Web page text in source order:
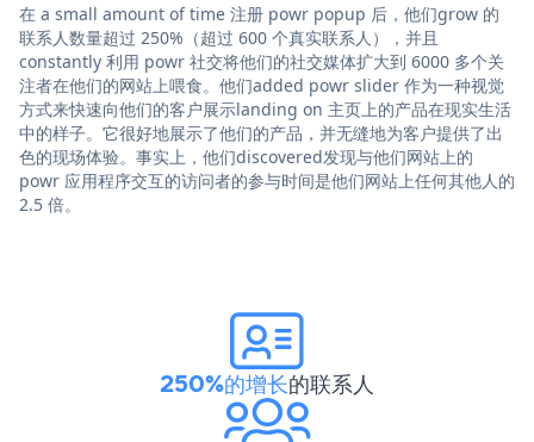
在 a small amount of time 注册 powr popup 后，他们grow 的
联系人数量超过 250%（超过 600 个真实联系人），并且
constantly 利用 powr 社交将他们的社交媒体扩大到 6000 多个关
注者在他们的网站上喂食。他们added powr slider 作为一种视觉
方式来快速向他们的客户展示landing on 主页上的产品在现实生活
中的样子。它很好地展示了他们的产品，并无缝地为客户提供了出
色的现场体验。事实上，他们discovered发现与他们网站上的
powr 应用程序交互的访问者的参与时间是他们网站上任何其他人的
2.5 倍。
250%的增长的联系人